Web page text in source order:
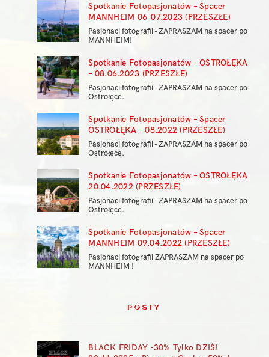
Spotkanie Fotopasjonatów – Spacer
MANNHEIM 06-07.2023 (PRZESZŁE)
Pasjonaci fotografii - ZAPRASZAM na spacer po
MANNHEIM!
Spotkanie Fotopasjonatów – OSTROŁĘKA
– 08.06.2023 (PRZESZŁE)
Pasjonaci fotografii - ZAPRASZAM na spacer po
Ostrołęce.
Spotkanie Fotopasjonatów – Spacer
OSTROŁĘKA – 08.2022 (PRZESZŁE)
Pasjonaci fotografii - ZAPRASZAM na spacer po
Ostrołęce.
Spotkanie Fotopasjonatów – OSTROŁĘKA
20.04.2022 (PRZESZŁE)
Pasjonaci fotografii - ZAPRASZAM na spacer po
Ostrołęce.
Spotkanie Fotopasjonatów – Spacer
MANNHEIM 09.04.2022 (PRZESZŁE)
Pasjonaci fotografii ZAPRASZAM na spacer po
MANNHEIM !
POSTY
BLACK FRIDAY -30% Tylko DZIŚ!